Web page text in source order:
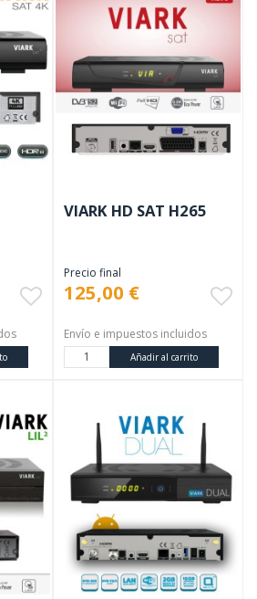
VIARK HD SAT H265
Precio final
125,00 €
Envío e impuestos incluidos
Añadir al carrito